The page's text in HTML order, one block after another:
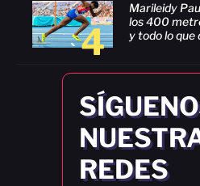
4
Marileidy
los 400
y todo lo que
REDES